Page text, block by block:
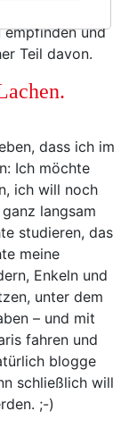
Älter
empfinden und
Teil davon.
dass ich im
Ich möchte
ich will noch
langsam
studieren, das
meine
Enkeln und
unter dem
– und mit
fahren und
blogge
schließlich will
;-)